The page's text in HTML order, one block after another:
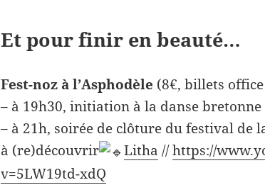
Et pour finir en beauté…
Fest-noz à l’Asphodèle (8€, billets
– à 19h30, initiation à la danse bretonne
– à 21h, soirée de clôture du festival de
à (re)découvrir
Litha //https://
v=5LW19td-xdQ